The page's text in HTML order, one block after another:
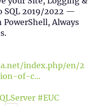
SQL 2019/2022 —
Always
index.php/en/2
of-c...
#EUC